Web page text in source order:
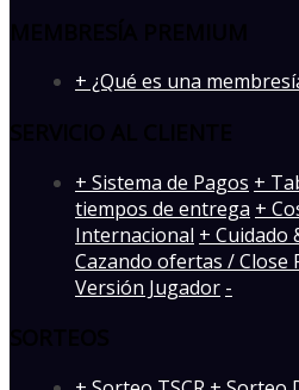
+ ¿Qué es una
+ Sistema de Pagos +
tiempos de entrega +
Internacional + Cuidado
Cazando ofertas / Close
Versión Jugador -